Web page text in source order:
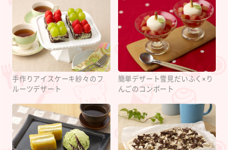
手作りアイスケーキ紗々のフ
ルーツデザート
簡単デザート雪見だいふく×り
んごのコンポート